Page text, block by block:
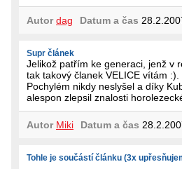
Autor dag Datum a čas
Supr článek
Jelikož patřím ke generaci, jenž v
tak takový članek VELICE vítám
Pochylém nikdy neslyšel a díky
alespon zlepsil znalosti
Autor Miki Datum a čas
Tohle je součástí článku (3x